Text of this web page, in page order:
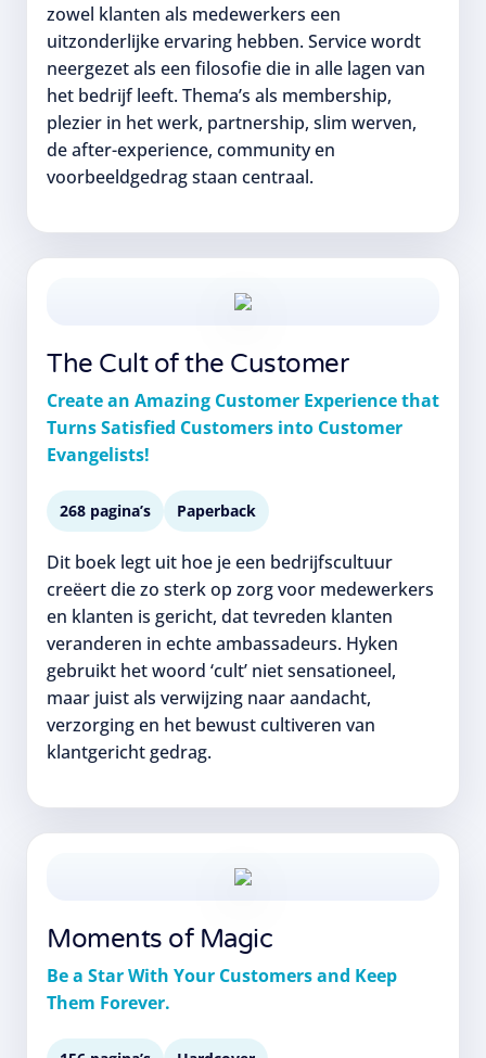
zowel klanten als medewerkers een
uitzonderlijke ervaring hebben. Service wordt
neergezet als een filosofie die in alle lagen van
het bedrijf leeft. Thema’s als membership,
plezier in het werk, partnership, slim werven,
de after-experience, community en
voorbeeldgedrag staan centraal.
The Cult of the Customer
Create an Amazing Customer Experience that
Turns Satisfied Customers into Customer
Evangelists!
268 pagina’s Paperback
Dit boek legt uit hoe je een bedrijfscultuur
creëert die zo sterk op zorg voor medewerkers
en klanten is gericht, dat tevreden klanten
veranderen in echte ambassadeurs. Hyken
gebruikt het woord ‘cult’ niet sensationeel,
maar juist als verwijzing naar aandacht,
verzorging en het bewust cultiveren van
klantgericht gedrag.
Moments of Magic
Be a Star With Your Customers and Keep
Them Forever.